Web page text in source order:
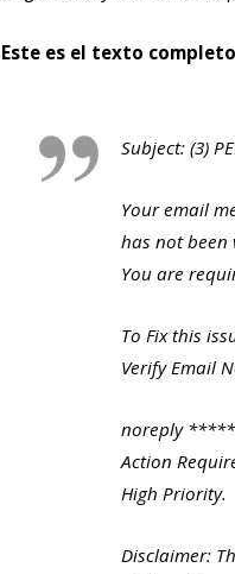
Este es el texto
Subject: (3)
Your email
has not been
You are
To Fix this
Verify Email
noreply
Action
High Priority.
Disclaimer: